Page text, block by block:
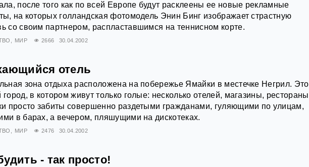
после того как по всей Европе будут расклеены ее новые рекламные
на которых голландская фотомодель Энин Бинг изображает страстную
со своим партнером, распластавшимся на теннисном корте.
МИР 2666 30.04.2002
отель
зона отдыха расположена на побережье Ямайки в местечке Негрил. Это
город, в котором живут только голые: несколько отелей, магазины, рестораны
просто забиты совершенно раздетыми гражданами, гуляющими по улицам,
в барах, а вечером, пляшущими на дискотеках.
МИР 2476 30.04.2002
- так просто!